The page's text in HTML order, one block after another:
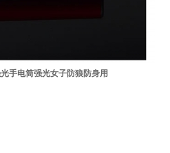
手电筒强光女子防狼防身用